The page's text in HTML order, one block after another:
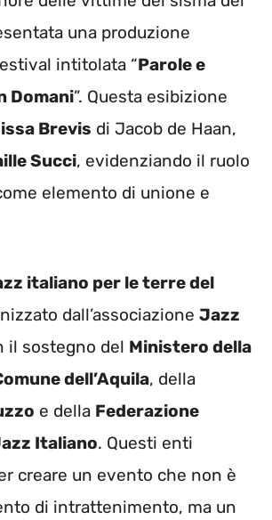
una produzione
intitolata “Parole e
Domani”. Questa esibizione
Brevis di Jacob de Haan,
Succi, evidenziando il ruolo
elemento di unione e
italiano per le terre del
dall’associazione Jazz
il sostegno del Ministero della
dell’Aquila, della
e della Federazione
Italiano. Questi enti
creare un evento che non è
di intrattenimento, ma un